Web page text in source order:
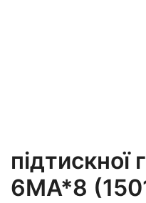
підтискної
6MA*8